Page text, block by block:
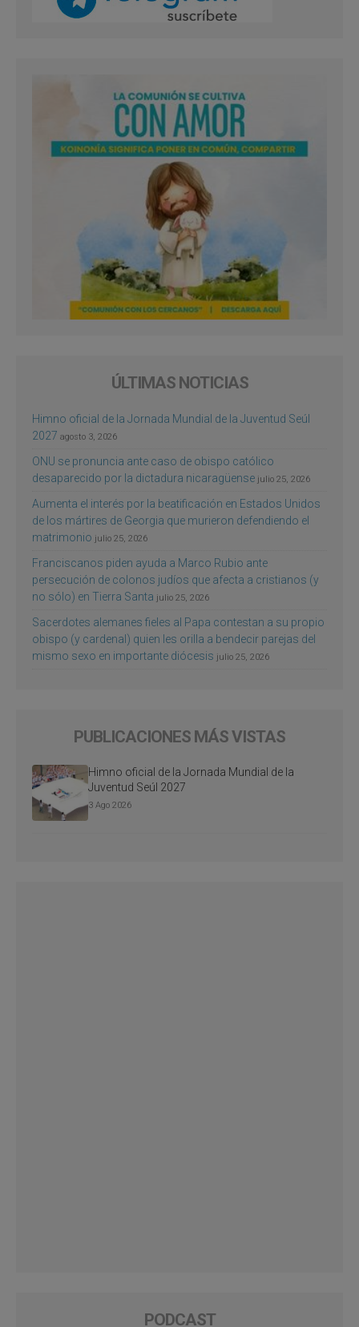
ÚLTIMAS NOTICIAS
Himno oficial de la Jornada Mundial de la Juventud Seúl
2027 agosto 3, 2026
ONU se pronuncia ante caso de obispo católico
desaparecido por la dictadura nicaragüense julio 25, 2026
Aumenta el interés por la beatificación en Estados Unidos
de los mártires de Georgia que murieron defendiendo el
matrimonio julio 25, 2026
Franciscanos piden ayuda a Marco Rubio ante
persecución de colonos judíos que afecta a cristianos (y
no sólo) en Tierra Santa julio 25, 2026
Sacerdotes alemanes fieles al Papa contestan a su propio
obispo (y cardenal) quien les orilla a bendecir parejas del
mismo sexo en importante diócesis julio 25, 2026
PUBLICACIONES MÁS VISTAS
Himno oficial de la Jornada Mundial de la
Juventud Seúl 2027
3 Ago 2026
PODCAST